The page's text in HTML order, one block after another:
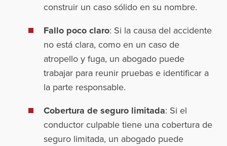
construir un caso sólido en su nombre.
Fallo poco claro: Si la causa del accidente
no está clara, como en un caso de
atropello y fuga, un abogado puede
trabajar para reunir pruebas e identificar a
la parte responsable.
Cobertura de seguro limitada: Si el
conductor culpable tiene una cobertura de
seguro limitada, un abogado puede